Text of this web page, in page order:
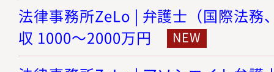
法律事務所ZeLo | 弁護士（国際法務
収 1000～2000万円